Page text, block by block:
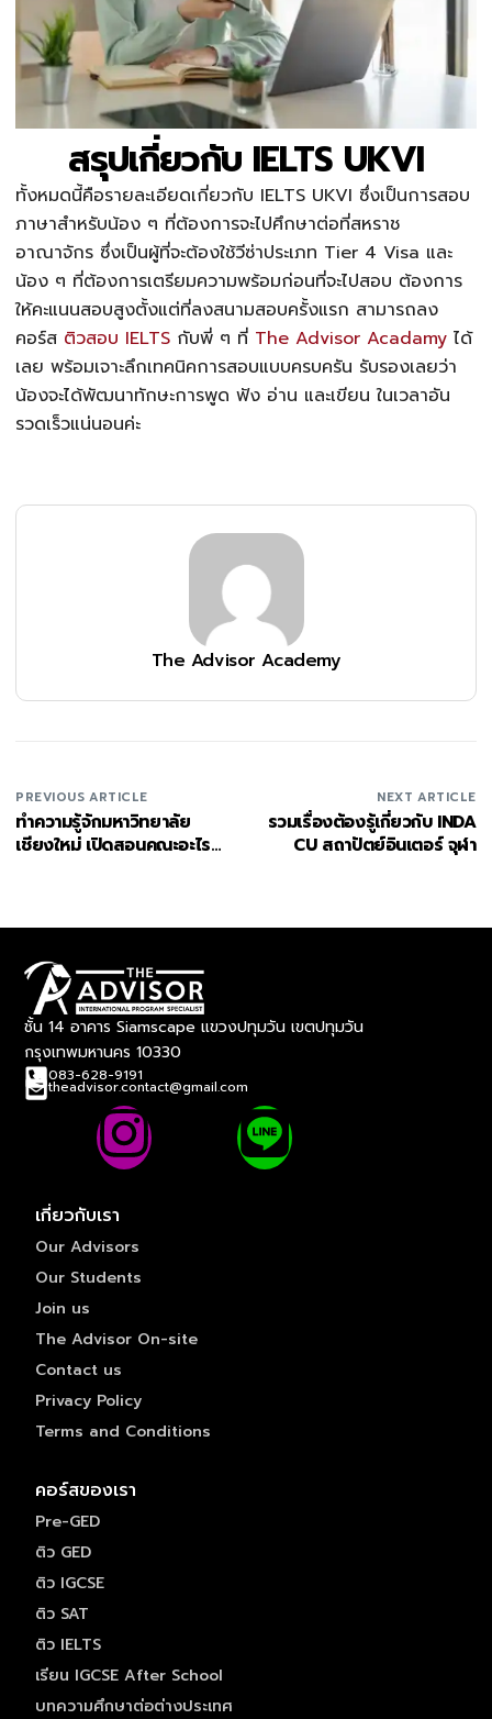
สรุปเกี่ยวกับ IELTS UKVI
ทั้งหมดนี้คือรายละเอียดเกี่ยวกับ IELTS UKVI ซึ่งเป็นการสอบ
ภาษาสำหรับน้อง ๆ ที่ต้องการจะไปศึกษาต่อที่สหราช
อาณาจักร ซึ่งเป็นผู้ที่จะต้องใช้วีซ่าประเภท Tier 4 Visa และ
น้อง ๆ ที่ต้องการเตรียมความพร้อมก่อนที่จะไปสอบ ต้องการ
ให้คะแนนสอบสูงตั้งแต่ที่ลงสนามสอบครั้งแรก สามารถลง
คอร์ส ติวสอบ IELTS กับพี่ ๆ ที่ The Advisor Acadamy ได้
เลย พร้อมเจาะลึกเทคนิคการสอบแบบครบครัน รับรองเลยว่า
น้องจะได้พัฒนาทักษะการพูด ฟัง อ่าน และเขียน ในเวลาอัน
รวดเร็วแน่นอนค่ะ
The Advisor Academy
PREVIOUS ARTICLE
ทำความรู้จักมหาวิทยาลัย
เชียงใหม่ เปิดสอนคณะอะไร
NEXT ARTICLE
รวมเรื่องต้องรู้เกี่ยวกับ INDA
CU สถาปัตย์อินเตอร์ จุฬา
ชั้น 14 อาคาร Siamscape แขวงปทุมวัน เขตปทุมวัน
กรุงเทพมหานคร 10330
083-628-9191
theadvisor.contact@gmail.com
เกี่ยวกับเรา
Our Advisors
Our Students
Join us
The Advisor On-site
Contact us
Privacy Policy
Terms and Conditions
คอร์สของเรา
Pre-GED
ติว GED
ติว IGCSE
ติว SAT
ติว IELTS
เรียน IGCSE After School
บทความศึกษาต่อต่างประเทศ